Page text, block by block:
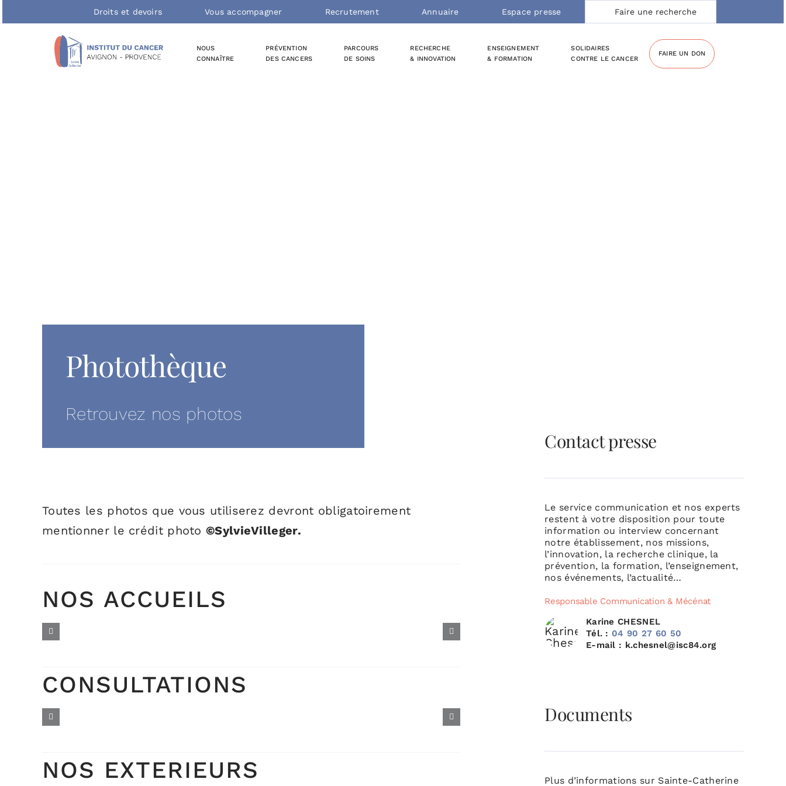
Droits et devoirs Vous accompagner Recrutement Annuaire Espace presse Rechercher:
NOUS
CONNAÎTRE
PRÉVENTION
DES CANCERS
PARCOURS
DE SOINS
RECHERCHE
& INNOVATION
ENSEIGNEMENT
& FORMATION
SOLIDAIRES
CONTRE LE CANCER
FAIRE UN DON
Photothèque
Retrouvez nos photos
Toutes les photos que vous utiliserez devront obligatoirement
mentionner le crédit photo©SylvieVilleger.
NOS ACCUEILS
CONSULTATIONS
NOS EXTERIEURS
Contact presse
Le service communication et nos experts
restent à votre disposition pour toute
information ou interview concernant
notre établissement, nos missions,
l’innovation, la recherche clinique, la
prévention, la formation, l’enseignement,
nos événements, l’actualité…
Responsable Communication & Mécénat
Karine CHESNEL
Tél. :04 90 27 60 50
E-mail : k.chesnel@isc84.org
Documents
Plus d’informations sur Sainte-Catherine